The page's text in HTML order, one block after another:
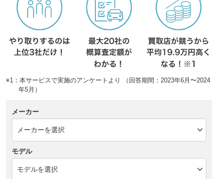
※1：本サービスで実施のアンケートより （回答期間：2023年6月〜2024
年5月）
メーカー
モデル